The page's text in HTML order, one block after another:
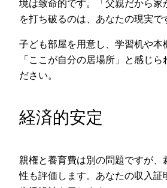
境は致命的です。「父親だから家
を打ち破るのは、あなたの現実で
子ども部屋を用意し、学習机や本
「ここが自分の居場所」と感じら
ださい。
経済的安定
親権と養育費は別の問題ですが、
性も評価します。あなたの収入証